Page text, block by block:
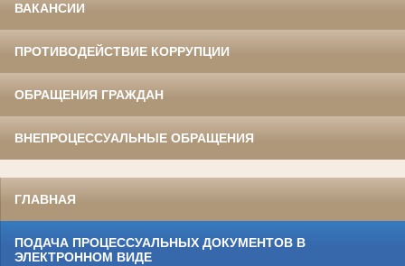
ВАКАНСИИ
ПРОТИВОДЕЙСТВИЕ КОРРУПЦИИ
ОБРАЩЕНИЯ ГРАЖДАН
ВНЕПРОЦЕССУАЛЬНЫЕ ОБРАЩЕНИЯ
ГЛАВНАЯ
ПОДАЧА ПРОЦЕССУАЛЬНЫХ ДОКУМЕНТОВ В
ЭЛЕКТРОННОМ ВИДЕ